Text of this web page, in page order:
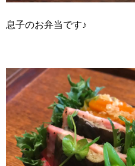
息子のお弁当です♪